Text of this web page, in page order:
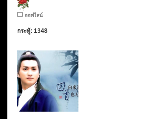
ออฟไลน์
กระทู้: 1348